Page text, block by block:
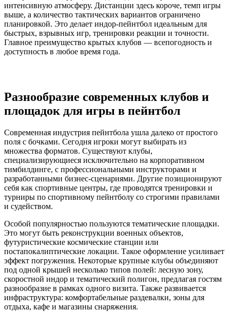
интенсивную атмосферу. Дистанции здесь короче, темп игры
выше, а количество тактических вариантов ограничено
планировкой. Это делает индор-пейнтбол идеальным для
быстрых, взрывных игр, тренировки реакции и точности.
Главное преимущество крытых клубов — всепогодность и
доступность в любое время года.
Разнообразие современных клубов и
площадок для игры в пейнтбол
Современная индустрия пейнтбола ушла далеко от простого
поля с бочками. Сегодня игроки могут выбирать из
множества форматов. Существуют клубы,
специализирующиеся исключительно на корпоративном
тимбилдинге, с профессиональными инструкторами и
разработанными бизнес-сценариями. Другие позиционируют
себя как спортивные центры, где проводятся тренировки и
турниры по спортивному пейнтболу со строгими правилами
и судейством.
Особой популярностью пользуются тематические площадки.
Это могут быть реконструкции военных объектов,
футуристические космические станции или
постапокалиптические локации. Такое оформление усиливает
эффект погружения. Некоторые крупные клубы объединяют
под одной крышей несколько типов полей: лесную зону,
скоростной индор и тематический полигон, предлагая гостям
разнообразие в рамках одного визита. Также развивается
инфраструктура: комфортабельные раздевалки, зоны для
отдыха, кафе и магазины снаряжения.